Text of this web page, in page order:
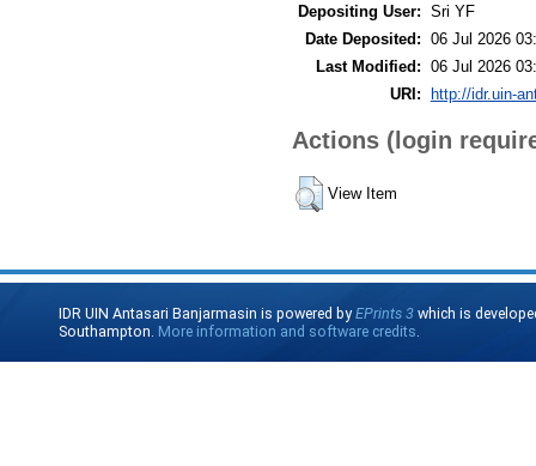
Depositing User: Sri YF
Date Deposited: 06 Jul 2026
Last Modified: 06 Jul 2026
URI: http://idr.uin-
Actions (login
View Item
IDR UIN Antasari Banjarmasin is powered byEPrints 3 which is
Southampton. More information and software credits.